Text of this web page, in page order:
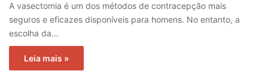
A vasectomia é um dos métodos de contracepção mais
seguros e eficazes disponíveis para homens. No entanto, a
escolha da…
Leia mais »